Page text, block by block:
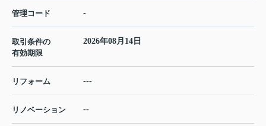
管理コード -
取引条件の
有効期限
2026年08月14日
リフォーム ---
リノベーション --